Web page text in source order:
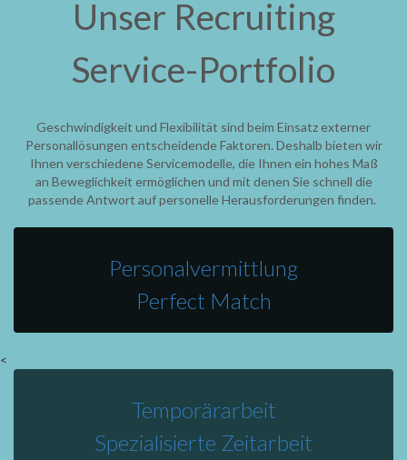
Unser Recruiting
Service-Portfolio
Geschwindigkeit und Flexibilität sind beim Einsatz externer
Personallösungen entscheidende Faktoren. Deshalb bieten wir
Ihnen verschiedene Servicemodelle, die Ihnen ein hohes Maß
an Beweglichkeit ermöglichen und mit denen Sie schnell die
passende Antwort auf personelle Herausforderungen finden.
Personalvermittlung
Perfect Match
<
Temporärarbeit
Spezialisierte Zeitarbeit